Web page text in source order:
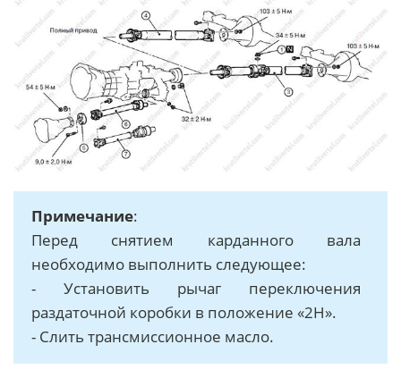
Примечание:
Перед снятием карданного вала
необходимо выполнить следующее:
- Установить рычаг переключения
раздаточной коробки в положение «2Н».
- Слить трансмиссионное масло.